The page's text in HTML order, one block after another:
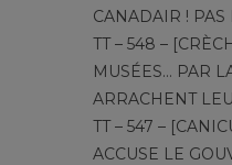
CANADAIR ! PAS
TT – 548 –
MUSÉES… PAR
ARRACHENT
TT – 547 –
ACCUSE LE